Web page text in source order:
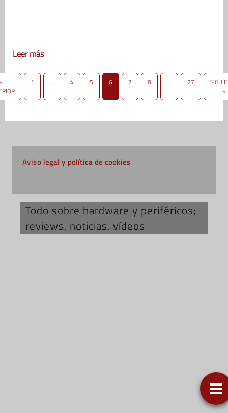
Leer más
«
1 … 4 5 6 7 8 … 27
»
Aviso legal y política de cookies
Todo sobre hardware y periféricos;
reviews, noticias, vídeos